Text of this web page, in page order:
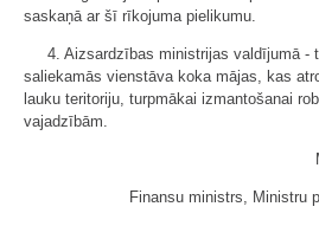
saskaņā ar šī rīkojuma pielikumu.
4. Aizsardzības ministrijas valdījumā -
saliekamās vienstāva koka mājas, kas
lauku teritoriju, turpmākai izmantošanai
vajadzībām.
Finansu ministrs, Ministru